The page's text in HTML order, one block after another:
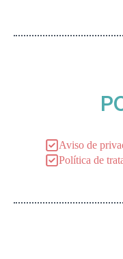
Aviso de
Política de